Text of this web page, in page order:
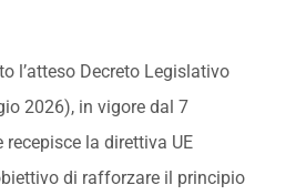
l’atteso Decreto Legislativo
2026), in vigore dal 7
la direttiva UE
di rafforzare il principio